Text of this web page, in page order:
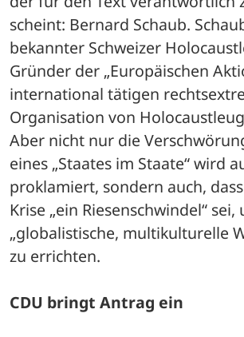
scheint: Bernard Schaub.
bekannter Schweizer
Gründer der „Europäischen
international tätigen
Organisation von
Aber nicht nur die
eines „Staates im Staate“ wird
proklamiert, sondern auch,
Krise „ein Riesenschwindel“ sei,
„globalistische, multikulturelle
zu errichten.
CDU bringt Antrag ein